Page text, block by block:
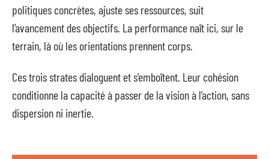
politiques concrètes, ajuste ses ressources, suit
l’avancement des objectifs. La performance naît ici, sur le
terrain, là où les orientations prennent corps.
Ces trois strates dialoguent et s’emboîtent. Leur cohésion
conditionne la capacité à passer de la vision à l’action, sans
dispersion ni inertie.